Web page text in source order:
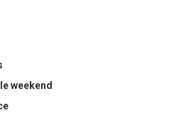
weekend